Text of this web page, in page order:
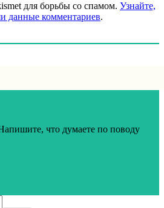
для борьбы со спамом. Узнайте,
данные комментариев.
что думаете по поводу